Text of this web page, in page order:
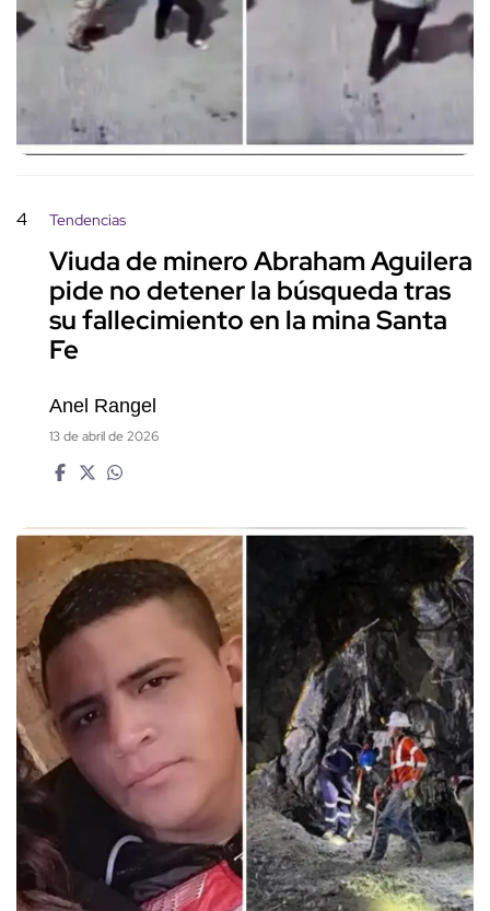
4 Tendencias
Viuda de minero Abraham Aguilera
pide no detener la búsqueda tras
su fallecimiento en la mina Santa
Fe
Anel Rangel
13 de abril de 2026